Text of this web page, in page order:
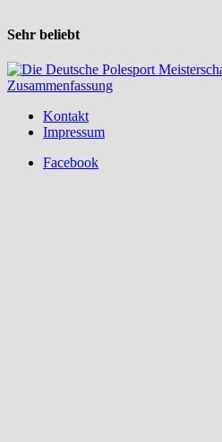
Sehr beliebt
Kontakt
Impressum
Facebook